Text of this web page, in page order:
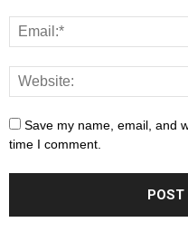
Save my name, email, and
time I comment.